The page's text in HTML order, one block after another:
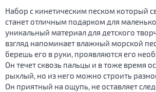
Набор с кинетическим песком который
станет отличным подарком для
уникальный материал для детского
взгляд напоминает влажный морской
берешь его в руки, проявляются его
Он течет сквозь пальцы и в тоже время
рыхлый, но из него можно строить
Он приятный на ощупь, не оставляет